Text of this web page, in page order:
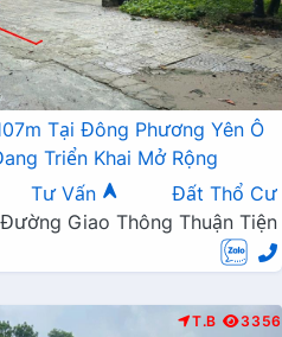
Tại Đông Phương Yên Ô
Triển Khai Mở Rộng
Tư Vấn
Đất Thổ Cư
Đường Giao Thông Thuận Tiện
T.B 3356